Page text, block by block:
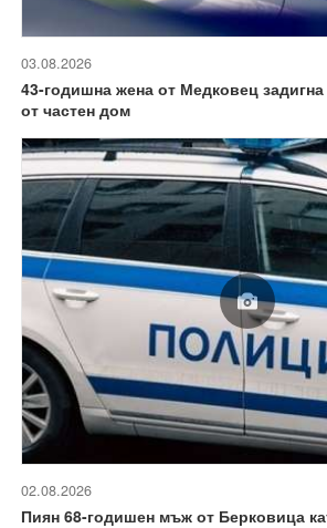
03.08.2026
43-годишна жена от Медковец
от частен дом
02.08.2026
Пиян 68-годишен мъж от Берковица